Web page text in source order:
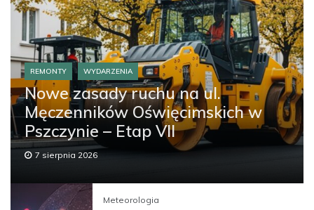
REMONTY WYDARZENIA
Nowe zasady ruchu na ul.
Męczenników Oświęcimskich w
Pszczynie – Etap VII
7 sierpnia 2026
Meteorologia